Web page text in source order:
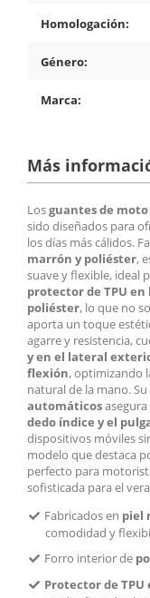
Homologación:
Género:
Marca:
Más
Losguantes de moto
sido diseñados para
los días más cálidos.
marrón y poliéster,
suave y flexible, ideal
protector de TPU
poliéster, lo que no
aporta un toque
agarre y resistencia,
y en el lateral
flexión, optimizando
natural de la mano. Su
automáticos
dedo índice y el
dispositivos móviles
modelo que destaca
perfecto para
sofisticada para el
Fabricados en piel
comodidad y
Forro interior de
Protector de TPU